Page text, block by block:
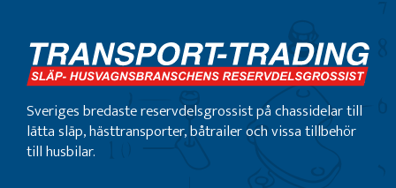
Sveriges bredaste reservdelsgrossist på chassidelar till
lätta släp, hästtransporter, båtrailer och vissa tillbehör
till husbilar.